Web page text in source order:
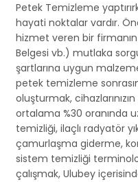
Petek Temizleme
hayati noktalar vardır.
hizmet veren bir firmanın
Belgesi vb.) mutlaka
şartlarına uygun
petek temizleme
oluşturmak,
ortalama %30 oranında
temizliği, ilaçlı radyatör
çamurlaşma giderme,
sistem temizliği
çalışmak, Ulubey